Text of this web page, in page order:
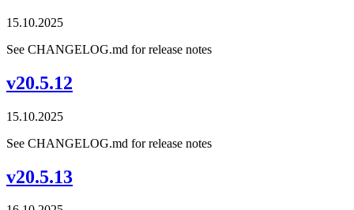
15.10.2025
See CHANGELOG.md for release notes
v20.5.12
15.10.2025
See CHANGELOG.md for release notes
v20.5.13